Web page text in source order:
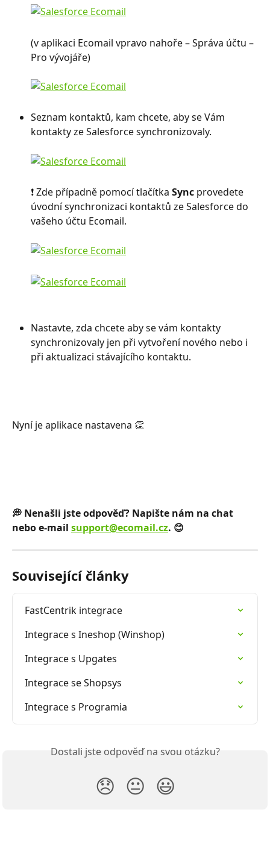
(v aplikaci Ecomail vpravo nahoře – Správa účtu –
Pro vývojáře)
Seznam kontaktů, kam chcete, aby se Vám
kontakty ze Salesforce synchronizovaly.
❗ Zde případně pomocí tlačítka Sync provedete
úvodní synchronizaci kontaktů ze Salesforce do
vašeho účtu Ecomail.
Nastavte, zda chcete aby se vám kontakty
synchronizovaly jen při vytvoření nového nebo i
při aktualizaci stávajícího kontaktu.
Nyní je aplikace nastavena 👏
💭 Nenašli jste odpověď? Napište nám na chat
nebo e-mail support@ecomail.cz. 😊
Související články
FastCentrik integrace
Integrace s Ineshop (Winshop)
Integrace s Upgates
Integrace se Shopsys
Integrace s Programia
Dostali jste odpověď na svou otázku?
😞 😐 😃